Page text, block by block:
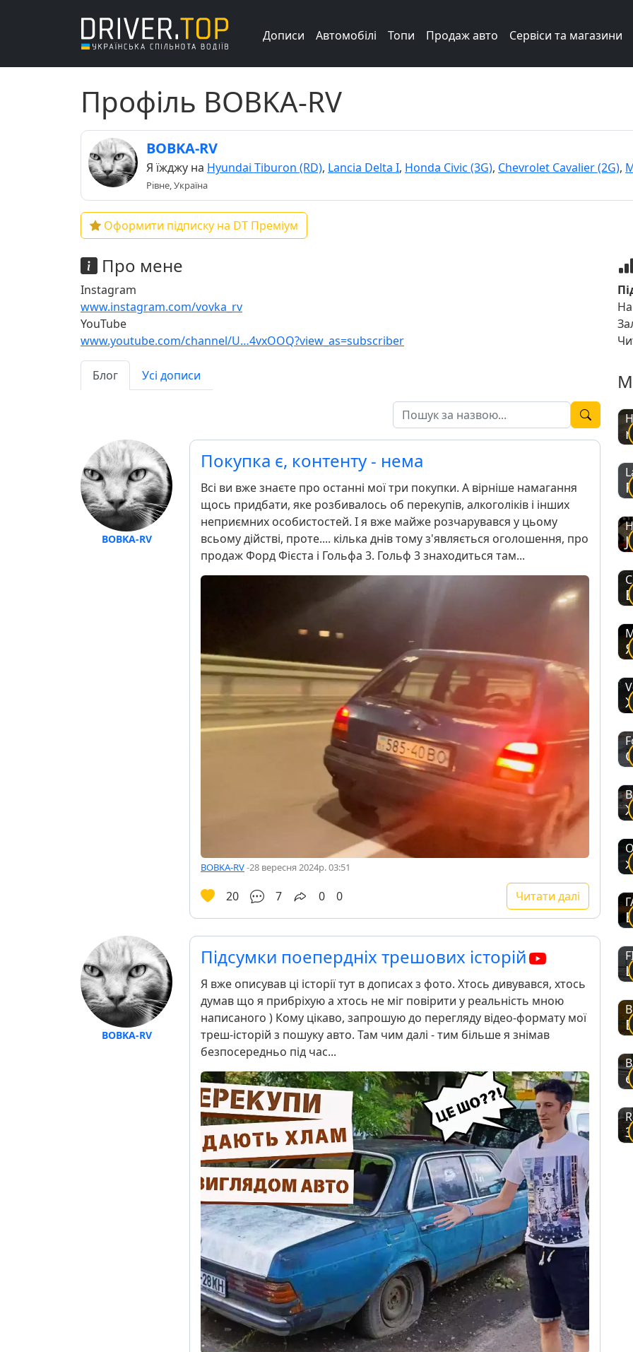
Дописи Автомобілі Топи Продаж авто Сервіси та магазини
Профіль BOBKA-RV
BOBKA-RV
Я їжджу на Hyundai Tiburon (RD), Lancia Delta I, Honda Civic (3G), Chevrolet Cavalier (2G),
Рівне, Україна
Оформити підписку на DT Преміум
Про мене
Instagram
www.instagram.com/vovka_rv
YouTube
www.youtube.com/channel/U…4vxOOQ?view_as=subscriber
На
Блог Усі дописи
BOBKA-RV
Покупка є, контенту - нема
Всі ви вже знаєте про останні мої три покупки. А вірніше намагання
щось придбати, яке розбивалось об перекупів, алкоголіків і інших
неприємних особистостей. І я вже майже розчарувався у цьому
всьому дійстві, проте.... кілька днів тому з'являється оголошення, про
продаж Форд Фієста і Гольфа 3. Гольф 3 знаходиться там...
BOBKA-RV-28 вересня 2024р. 03:51
20 7 0 0 Читати далі
BOBKA-RV
Підсумки поепердніх трешових історій
Я вже описував ці історії тут в дописах з фото. Хтось дивувався, хтось
думав що я прибріхую а хтось не міг повірити у реальність мною
написаного ) Кому цікаво, запрошую до перегляду відео-формату мої
треш-історій з пошуку авто. Там чим далі - тим більше я знімав
безпосередньо під час...